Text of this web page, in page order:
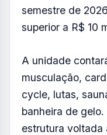
semestre de
superior a R$ 10
A unidade
musculação,
cycle, lutas,
banheira de
estrutura voltada